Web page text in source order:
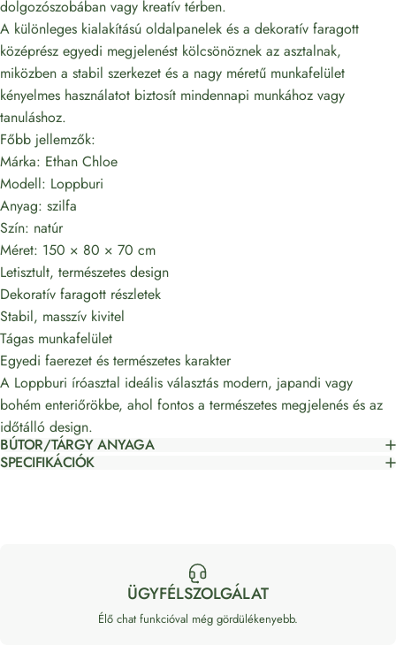
dolgozószobában vagy kreatív térben.
A különleges kialakítású oldalpanelek és a dekoratív faragott
középrész egyedi megjelenést kölcsönöznek az asztalnak,
miközben a stabil szerkezet és a nagy méretű munkafelület
kényelmes használatot biztosít mindennapi munkához vagy
tanuláshoz.
Főbb jellemzők:
Márka: Ethan Chloe
Modell: Loppburi
Anyag: szilfa
Szín: natúr
Méret: 150 × 80 × 70 cm
Letisztult, természetes design
Dekoratív faragott részletek
Stabil, masszív kivitel
Tágas munkafelület
Egyedi faerezet és természetes karakter
A Loppburi íróasztal ideális választás modern, japandi vagy
bohém enteriőrökbe, ahol fontos a természetes megjelenés és az
időtálló design.
BÚTOR/TÁRGY ANYAGA
SPECIFIKÁCIÓK
ÜGYFÉLSZOLGÁLAT
Élő chat funkcióval még gördülékenyebb.